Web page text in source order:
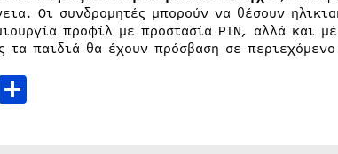
Οι συνδρομητές μπορούν να θέσουν
προφίλ με προστασία PIN, αλλά και
τα παιδιά θα έχουν πρόσβαση σε
Μοιραστείτε